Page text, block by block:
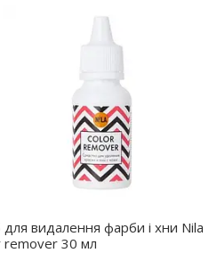
для видалення фарби і хни Nila
remover 30 мл